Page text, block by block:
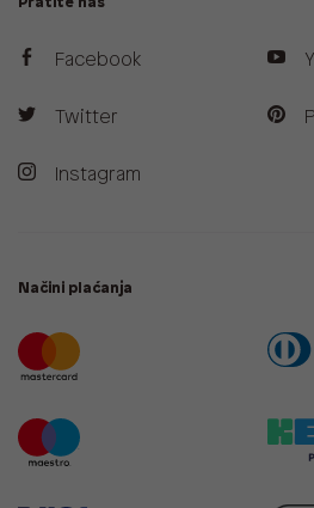
Pratite nas
Facebook
Twitter
Instagram
Načini plaćanja